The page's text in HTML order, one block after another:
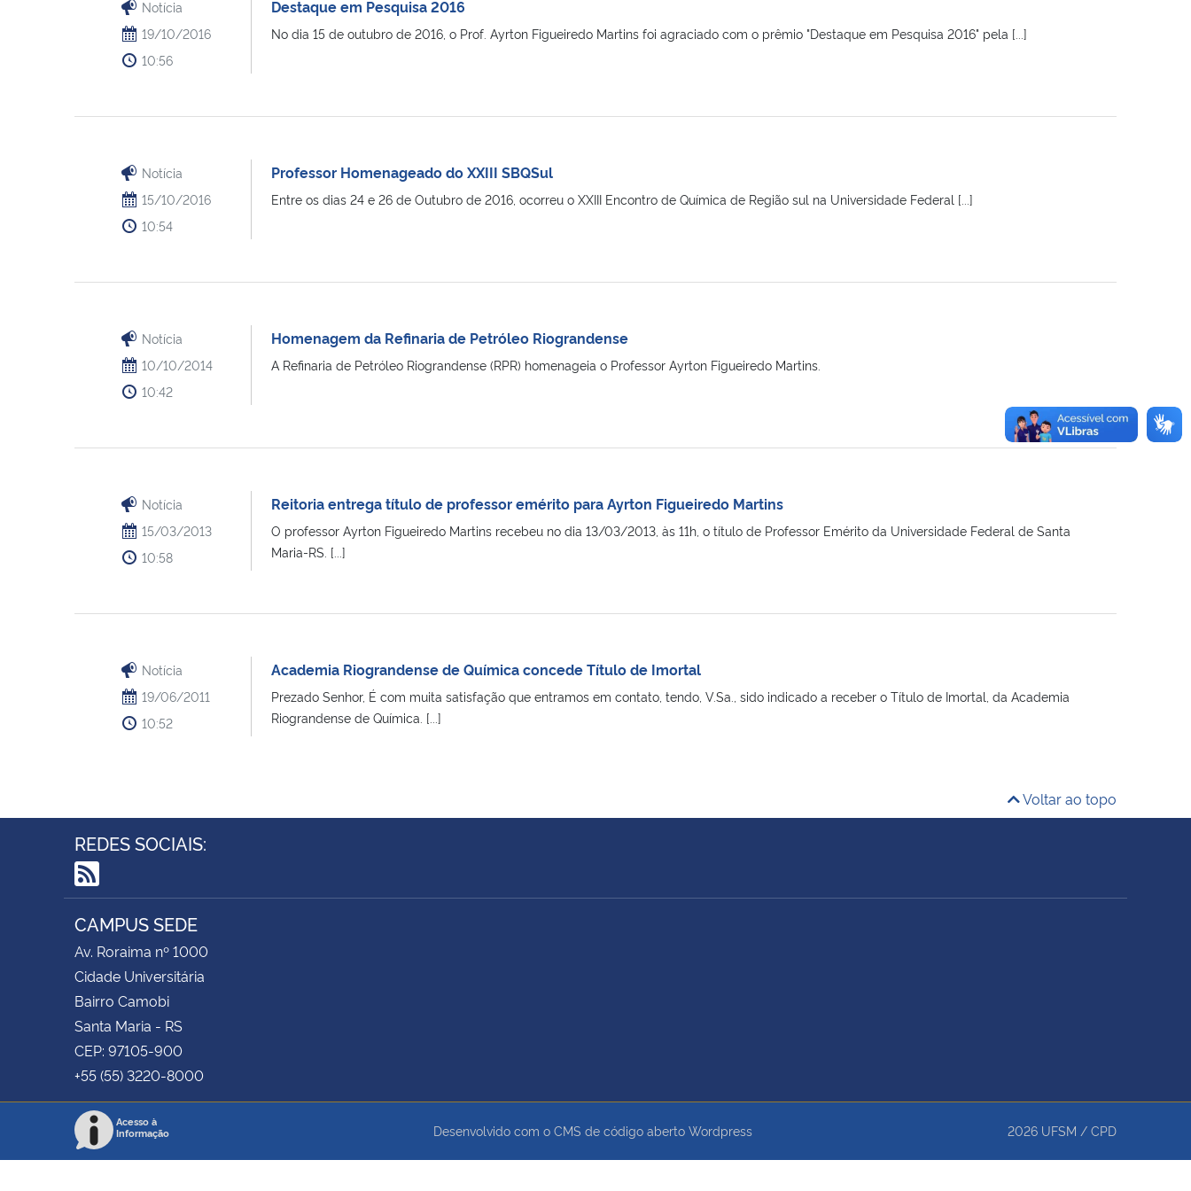
Notícia
19/10/2016
10:56
Destaque em Pesquisa 2016
No dia 15 de outubro de 2016, o Prof. Ayrton Figueiredo Martins foi agraciado com o prêmio "Destaque em Pesquisa 2016" pela [...]
Notícia
15/10/2016
10:54
Professor Homenageado do XXIII SBQSul
Entre os dias 24 e 26 de Outubro de 2016, ocorreu o XXIII Encontro de Química de Região sul na Universidade Federal [...]
Notícia
10/10/2014
10:42
Homenagem da Refinaria de Petróleo Riograndense
A Refinaria de Petróleo Riograndense (RPR) homenageia o Professor Ayrton Figueiredo Martins.
Notícia
15/03/2013
10:58
Reitoria entrega título de professor emérito para Ayrton Figueiredo Martins
O professor Ayrton Figueiredo Martins recebeu no dia 13/03/2013, às 11h, o título de Professor Emérito da Universidade Federal de Santa
Maria-RS. [...]
Notícia
19/06/2011
10:52
Academia Riograndense de Química concede Título de Imortal
Prezado Senhor, É com muita satisfação que entramos em contato, tendo, V.Sa., sido indicado a receber o Título de Imortal, da Academia
Riograndense de Química. [...]
Voltar ao topo
REDES SOCIAIS:
RSS
CAMPUS SEDE
Av. Roraima nº 1000
Cidade Universitária
Bairro Camobi
Santa Maria - RS
CEP: 97105-900
+55 (55) 3220-8000
Acesso à
Informação
Desenvolvido com o CMS de código aberto Wordpress 2026 UFSM / CPD